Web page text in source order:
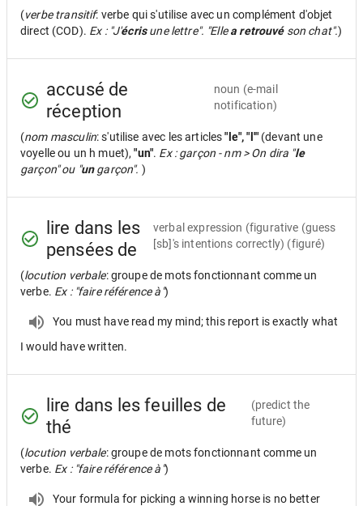
(verbe transitif: verbe qui s'utilise avec un complément d'objet
direct (COD). Ex : "J'écrisune lettre". "Ellea retrouvéson chat".)
accusé de
réception
noun (e-mail
notification)
(nom masculin: s'utilise avec les articles"le", "l'" (devant une
voyelle ou un h muet),"un". Ex : garçon - nm > On dira "le
garçon" ou "ungarçon". )
lire dans les
pensées de
verbal expression (figurative (guess
[sb]'s intentions correctly) (figuré)
(locution verbale: groupe de mots fonctionnant comme un
verbe. Ex : "faire référence à")
You must have read my mind; this report is exactly what
I would have written.
lire dans les feuilles de
thé
(predict the
future)
(locution verbale: groupe de mots fonctionnant comme un
verbe. Ex : "faire référence à")
Your formula for picking a winning horse is no better